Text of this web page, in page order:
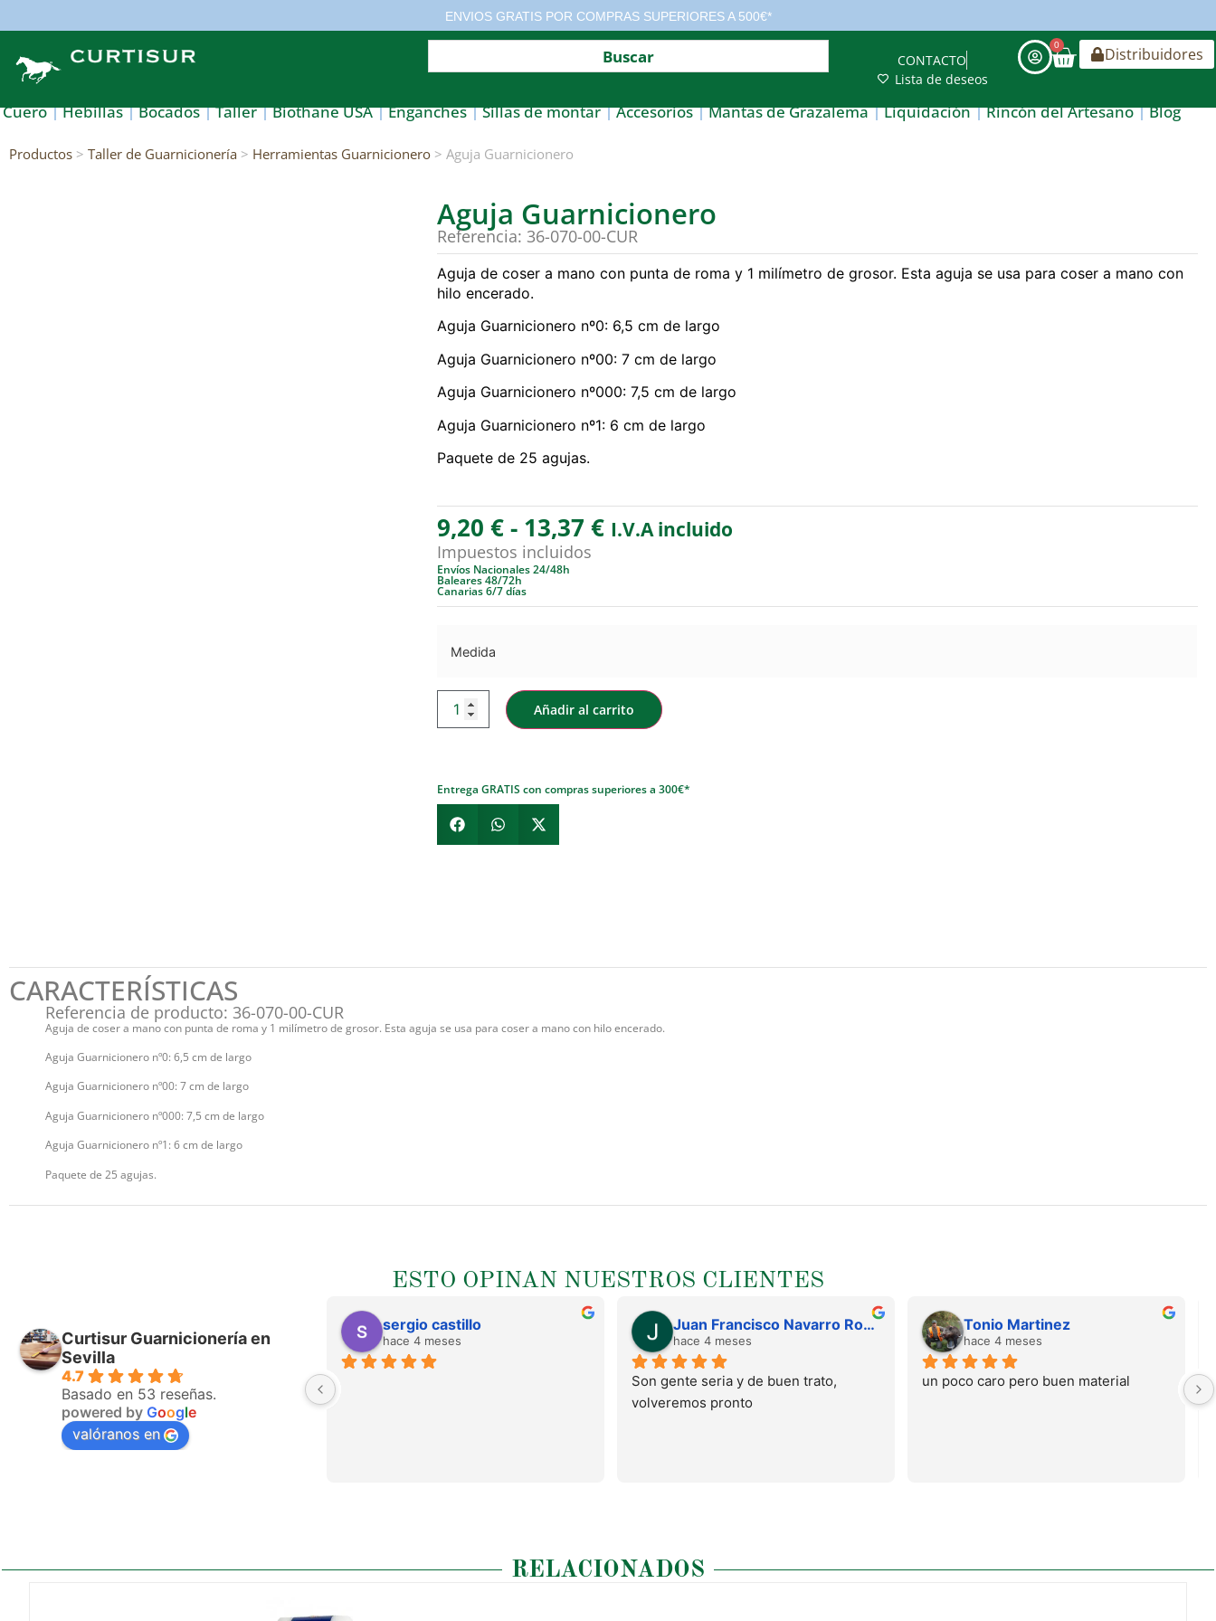
ENVIOS GRATIS POR COMPRAS SUPERIORES A 500€*
CONTACTO
Lista de deseos
0 Distribuidores
Cuero Hebillas Bocados Taller Biothane USA Enganches Sillas de montar Accesorios Mantas de Grazalema Liquidación Rincón del Artesano Blog
Productos > Taller de Guarnicionería > Herramientas Guarnicionero > Aguja Guarnicionero
Aguja Guarnicionero
Referencia: 36-070-00-CUR
Aguja de coser a mano con punta de roma y 1 milímetro de grosor. Esta aguja se usa para coser a mano con
hilo encerado.
Aguja Guarnicionero nº0: 6,5 cm de largo
Aguja Guarnicionero nº00: 7 cm de largo
Aguja Guarnicionero nº000: 7,5 cm de largo
Aguja Guarnicionero nº1: 6 cm de largo
Paquete de 25 agujas.
9,20€ - 13,37€ I.V.A incluido
Impuestos incluidos
Envíos Nacionales 24/48h
Baleares 48/72h
Canarias 6/7 días
Medida
Añadir al carrito
Entrega GRATIS con compras superiores a 300€*
CARACTERÍSTICAS
Referencia de producto: 36-070-00-CUR
Aguja de coser a mano con punta de roma y 1 milímetro de grosor. Esta aguja se usa para coser a mano con hilo encerado.
Aguja Guarnicionero nº0: 6,5 cm de largo
Aguja Guarnicionero nº00: 7 cm de largo
Aguja Guarnicionero nº000: 7,5 cm de largo
Aguja Guarnicionero nº1: 6 cm de largo
Paquete de 25 agujas.
ESTO OPINAN NUESTROS CLIENTES
Curtisur Guarnicionería en
Sevilla
4.7
Basado en 53 reseñas.
powered by Google
valóranos en
sergio castillo
hace 4 meses
Juan Francisco Navarro Roman
hace 4 meses
Son gente seria y de buen trato,
volveremos pronto
Tonio Martinez
hace 4 meses
un poco caro pero buen material
RELACIONADOS